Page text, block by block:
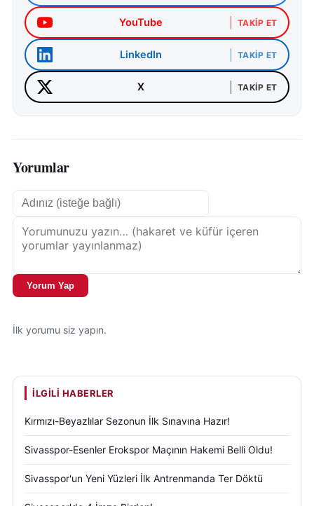
YouTube TAKIP ET
LinkedIn TAKIP ET
X TAKIP ET
Yorumlar
Yorum Yap
İlk yorumu siz yapın.
İLGILI HABERLER
Kırmızı-Beyazlılar Sezonun İlk Sınavına Hazır!
Sivasspor-Esenler Erokspor Maçının Hakemi Belli Oldu!
Sivasspor'un Yeni Yüzleri İlk Antrenmanda Ter Döktü